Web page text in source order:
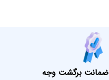
ضمانت برگشت وجه